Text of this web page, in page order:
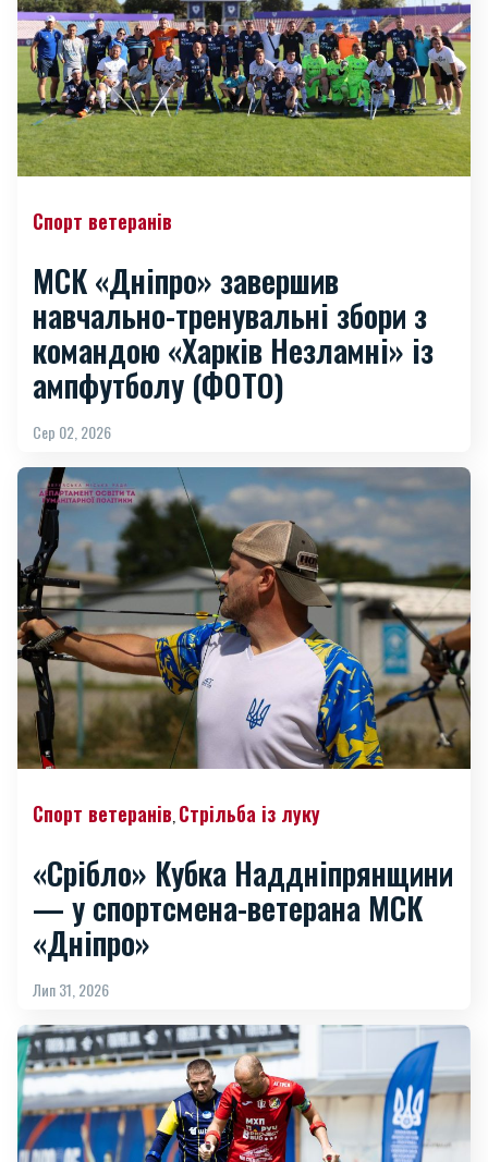
Спорт ветеранів
МСК «Дніпро» завершив
навчально-тренувальні збори з
командою «Харків Незламні» із
ампфутболу (ФОТО)
Сер 02, 2026
Спорт ветеранів Стрільба із луку
«Срібло» Кубка Наддніпрянщини
— у спортсмена-ветерана МСК
«Дніпро»
Лип 31, 2026